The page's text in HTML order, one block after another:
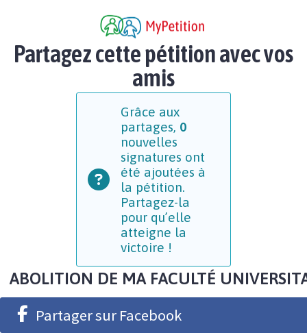
Partagez cette pétition avec vos
amis
Grâce aux
partages, 0
nouvelles
signatures ont
été ajoutées à
la pétition.
Partagez-la
pour qu’elle
atteigne la
victoire !
ABOLITION DE MA FACULTÉ
Partager sur Facebook